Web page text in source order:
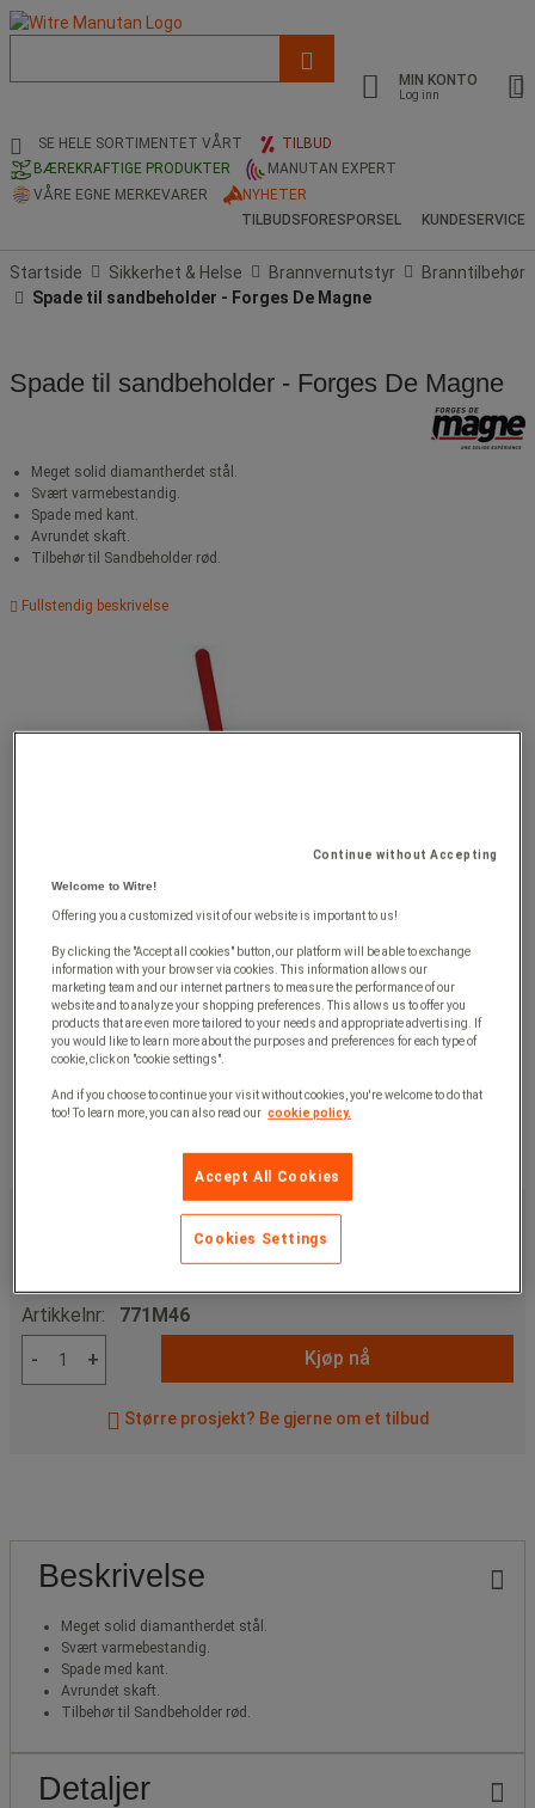
og
søkehistorikk
MIN KONTO
Log inn
SE HELE SORTIMENTET VÅRT
TILBUD
BÆREKRAFTIGE PRODUKTER
MANUTAN EXPERT
VÅRE EGNE MERKEVARER
NYHETER
TILBUDSFORESPORSEL
KUNDESERVICE
Startside Sikkerhet & Helse Brannvernutstyr
Branntilbehør
Spade til sandbeholder - Forges De Magne
Spade til sandbeholder - Forges De Magne
Meget solid diamantherdet stål.
Svært varmebestandig.
Spade med kant.
Avrundet skaft.
Tilbehør til Sandbeholder rød.
Fullstendig beskrivelse
ekskl. mva
Artikkelnr: 771M46
-
+ Kjøp nå
Større prosjekt? Be gjerne om et tilbud
Beskrivelse
Meget solid diamantherdet stål.
Svært varmebestandig.
Spade med kant.
Avrundet skaft.
Tilbehør til Sandbeholder rød.
Detaljer
Continue without Accepting
Welcome to Witre!
Offering you a customized visit of our website is important to us!
By clicking the "Accept all cookies" button, our platform will be able to exchange
information with your browser via cookies. This information allows our
marketing team and our internet partners to measure the performance of our
website and to analyze your shopping preferences. This allows us to offer you
products that are even more tailored to your needs and appropriate advertising. If
you would like to learn more about the purposes and preferences for each type of
cookie, click on "cookie settings".
And if you choose to continue your visit without cookies, you're welcome to do that
too! To learn more, you can also read our cookie policy.
Accept All Cookies
Cookies Settings